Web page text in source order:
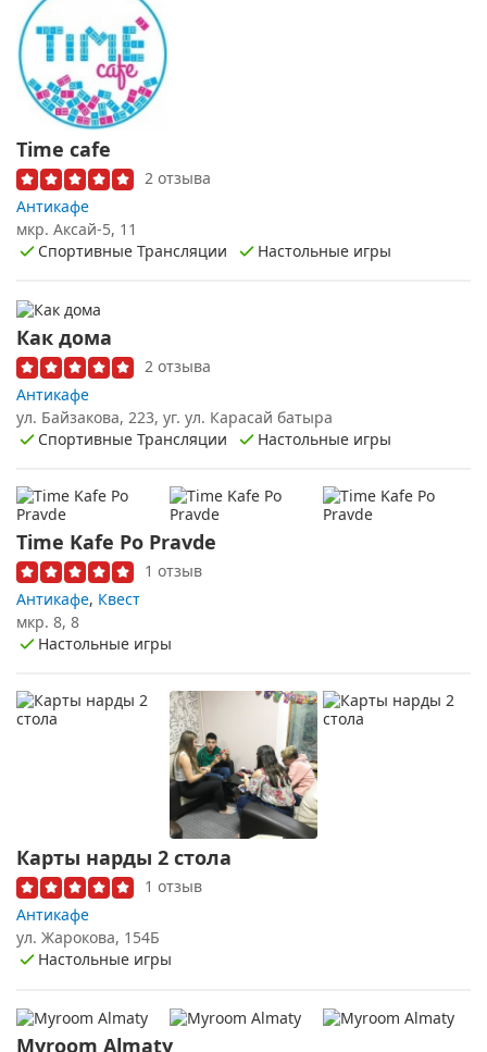
Time cafe
2 отзыва
Антикафе
мкр. Аксай-5, 11
Спортивные Трансляции
Настольные игры
Как дома
2 отзыва
Антикафе
ул. Байзакова, 223, уг. ул. Карасай батыра
Спортивные Трансляции
Настольные игры
Time Kafe Po Pravde
1 отзыв
Антикафе, Квест
мкр. 8, 8
Настольные игры
Карты нарды 2 стола
1 отзыв
Антикафе
ул. ​Жарокова, 154Б
Настольные игры
Myroom Almaty